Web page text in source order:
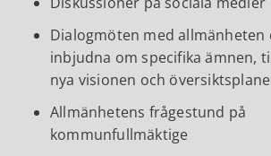
Dialogmöten med allmänheten
inbjudna om specifika ämnen,
nya visionen och
Allmänhetens frågestund på
kommunfullmäktige